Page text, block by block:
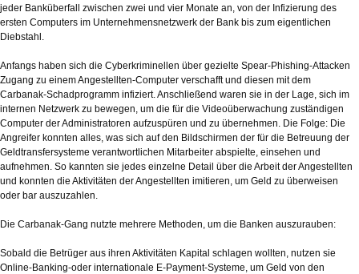
jeder Banküberfall zwischen zwei und vier Monate an, von der Infizierung des
ersten Computers im Unternehmensnetzwerk der Bank bis zum eigentlichen
Diebstahl.
Anfangs haben sich die Cyberkriminellen über gezielte Spear-Phishing-Attacken
Zugang zu einem Angestellten-Computer verschafft und diesen mit dem
Carbanak-Schadprogramm infiziert. Anschließend waren sie in der Lage, sich im
internen Netzwerk zu bewegen, um die für die Videoüberwachung zuständigen
Computer der Administratoren aufzuspüren und zu übernehmen. Die Folge: Die
Angreifer konnten alles, was sich auf den Bildschirmen der für die Betreuung der
Geldtransfersysteme verantwortlichen Mitarbeiter abspielte, einsehen und
aufnehmen. So kannten sie jedes einzelne Detail über die Arbeit der Angestellten
und konnten die Aktivitäten der Angestellten imitieren, um Geld zu überweisen
oder bar auszuzahlen.
Die Carbanak-Gang nutzte mehrere Methoden, um die Banken auszurauben:
Sobald die Betrüger aus ihren Aktivitäten Kapital schlagen wollten, nutzen sie
Online-Banking-oder internationale E-Payment-Systeme, um Geld von den